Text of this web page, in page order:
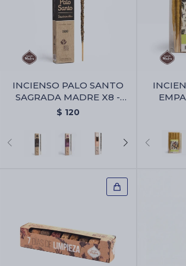
INCIENSO PALO SANTO
SAGRADA MADRE X8 -
Cacao
$ 120